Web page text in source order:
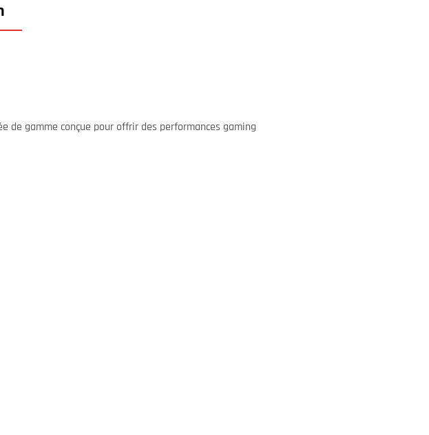
de gamme conçue pour offrir des performances gaming